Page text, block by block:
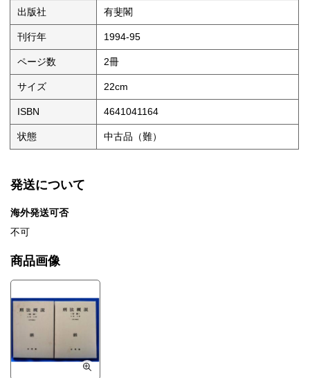
出版社 有斐閣
刊行年 1994-95
ページ数 2冊
サイズ 22cm
ISBN 4641041164
状態 中古品（難）
発送について
海外発送可否
不可
商品画像